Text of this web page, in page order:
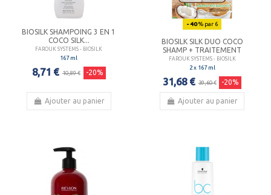
BIOSILK SHAMPOING 3 EN 1
COCO SILK...
FAROUK SYSTEMS - BIOSILK
167 ml
8,71 € 10,89 € -20%
Ajouter au panier
- 40% par 6
BIOSILK SILK DUO COCO
SHAMP + TRAITEMENT
FAROUK SYSTEMS - BIOSILK
2 x 167 ml
31,68 € 39,60 € -20%
Ajouter au panier